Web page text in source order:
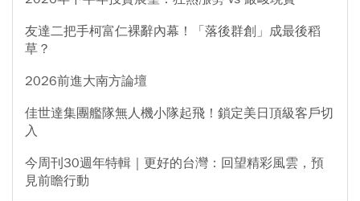
友達二把手柯富仁裸辭內幕！「落後群創」成最後稻
草？
2026前進大南方論壇
佳世達集團艦隊無人機小隊起飛！鎖定美日頂級客戶切
入
今周刊30週年特輯｜更好的台灣：回望精彩風雲，預
見前瞻行動